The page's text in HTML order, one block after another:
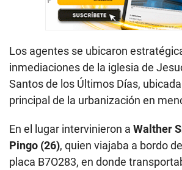
Los agentes se ubicaron
inmediaciones de la iglesia de
Santos de los Últimos Días,
principal de la urbanización en
En el lugar intervinieron a Walther
Pingo (26), quien viajaba a bordo
placa B7O283, en donde